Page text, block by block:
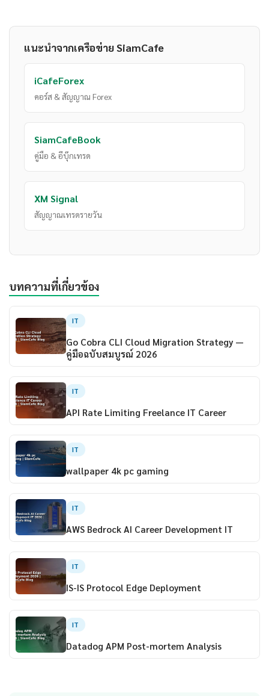
แนะนำจากเครือข่าย SiamCafe
iCafeForex
คอร์ส & สัญญาณ Forex
SiamCafeBook
คู่มือ & อีบุ๊กเทรด
XM Signal
สัญญาณเทรดรายวัน
บทความที่เกี่ยวข้อง
IT
Go Cobra CLI Cloud Migration Strategy —
คู่มือฉบับสมบูรณ์ 2026
IT
API Rate Limiting Freelance IT Career
IT
wallpaper 4k pc gaming
IT
AWS Bedrock AI Career Development IT
IT
IS-IS Protocol Edge Deployment
IT
Datadog APM Post-mortem Analysis